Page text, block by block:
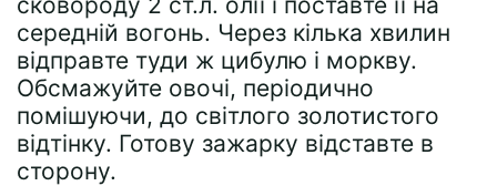
середній вогонь. Через кілька хвилин
відправте туди ж цибулю і моркву.
Обсмажуйте овочі, періодично
помішуючи, до світлого золотистого
відтінку. Готову зажарку відставте в
сторону.